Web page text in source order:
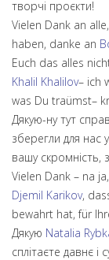
творчі проєкти!
Vielen Dank an
haben, danke an
Euch das alles
Khalil Khalilov– ich
was Du traümst–
Дякую-ну тут
зберегли для нас
вашу скромність,
Vielen Dank – na
Djemil Karikov,
bewahrt hat, für
Дякую Natalia
сплітаєте давнє